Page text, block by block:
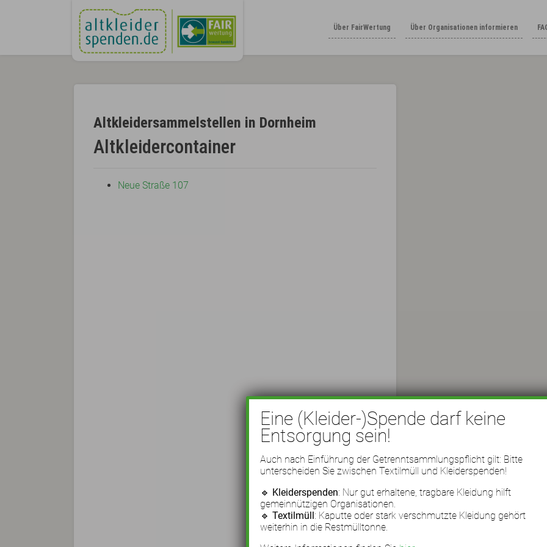
Über FairWertung Über Organisationen informieren
Altkleidersammelstellen in Dornheim
Altkleidercontainer
Neue Straße 107
Eine (Kleider-)Spende darf keine
Entsorgung sein!
Auch nach Einführung der Getrenntsammlungspflicht gilt: Bitte
unterscheiden Sie zwischen Textilmüll und Kleiderspenden!
🔹 Kleiderspenden: Nur gut erhaltene, tragbare Kleidung hilft
gemeinnützigen Organisationen.
🔹Textilmüll: Kaputte oder stark verschmutzte Kleidung gehört
weiterhin in die Restmülltonne.